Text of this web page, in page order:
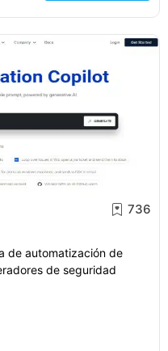
736
de automatización de
de seguridad